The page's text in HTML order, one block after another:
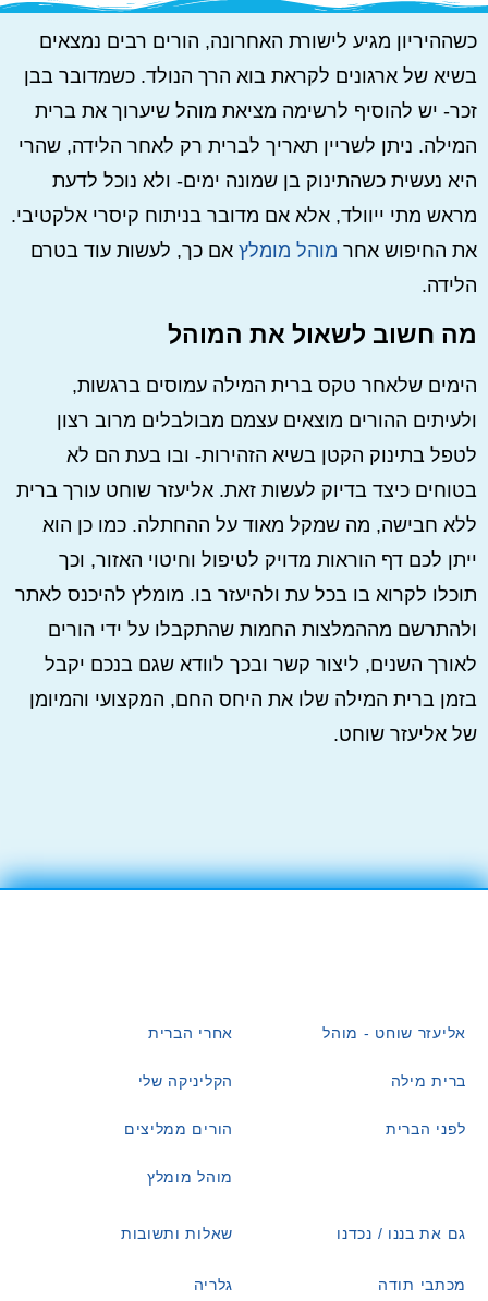
כשההיריון מגיע לישורת האחרונה, הורים רבים נמצאים
בשיא של ארגונים לקראת בוא הרך הנולד. כשמדובר בבן
זכר- יש להוסיף לרשימה מציאת מוהל שיערוך את ברית
המילה. ניתן לשריין תאריך לברית רק לאחר הלידה, שהרי
היא נעשית כשהתינוק בן שמונה ימים- ולא נוכל לדעת
מראש מתי ייוולד, אלא אם מדובר בניתוח קיסרי אלקטיבי.
את החיפוש אחר מוהל מומלץ אם כך, לעשות עוד בטרם
הלידה.
מה חשוב לשאול את המוהל
הימים שלאחר טקס ברית המילה עמוסים ברגשות,
ולעיתים ההורים מוצאים עצמם מבולבלים מרוב רצון
לטפל בתינוק הקטן בשיא הזהירות- ובו בעת הם לא
בטוחים כיצד בדיוק לעשות זאת. אליעזר שוחט עורך ברית
ללא חבישה, מה שמקל מאוד על ההחתלה. כמו כן הוא
ייתן לכם דף הוראות מדויק לטיפול וחיטוי האזור, וכך
תוכלו לקרוא בו בכל עת ולהיעזר בו. מומלץ להיכנס לאתר
ולהתרשם מההמלצות החמות שהתקבלו על ידי הורים
לאורך השנים, ליצור קשר ובכך לוודא שגם בנכם יקבל
בזמן ברית המילה שלו את היחס החם, המקצועי והמיומן
של אליעזר שוחט.
אליעזר שוחט - מוהל
ברית מילה
לפני הברית
אחרי הברית
הקליניקה שלי
הורים ממליצים
מוהל מומלץ
גם את בננו / נכדנו
מכתבי תודה
שאלות ותשובות
גלריה